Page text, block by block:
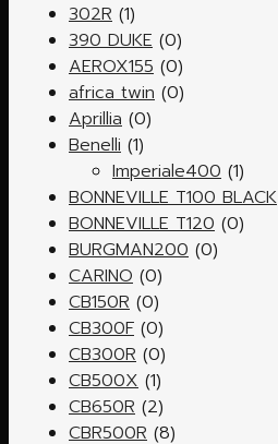
302R (1)
390 DUKE (0)
AEROX155 (0)
africa twin (0)
Aprillia (0)
Benelli (1)
Imperiale400 (1)
BONNEVILLE T100 BLACK
BONNEVILLE T120 (0)
BURGMAN200 (0)
CARINO (0)
CB150R (0)
CB300F (0)
CB300R (0)
CB500X (1)
CB650R (2)
CBR500R (8)